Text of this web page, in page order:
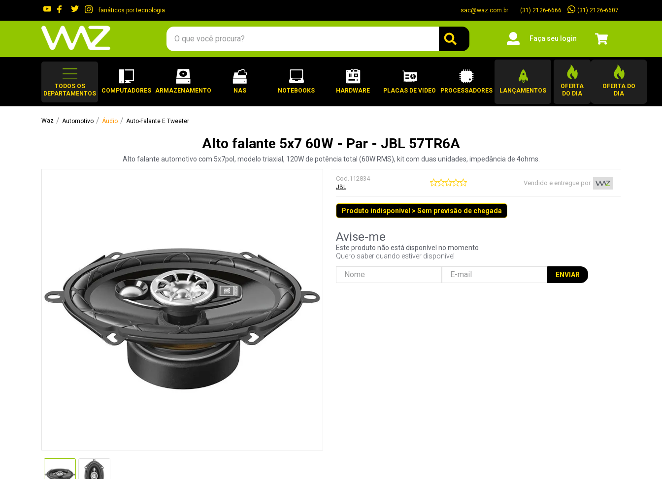
fanáticos por tecnologia sac@waz.com.br (31) 2126-6666 (31) 2126-6607
O que você procura?
Faça seu login
TODOS OS
DEPARTAMENTOS
COMPUTADORES ARMAZENAMENTO NAS NOTEBOOKS HARDWARE PLACAS DE VIDEO PROCESSADORES LANÇAMENTOS
OFERTA
DO DIA
OFERTA DO
DIA
Automotivo Áudio Auto-Falante E Tweeter
Alto falante 5x7 60W - Par - JBL 57TR6A
Alto falante automotivo com 5x7pol, modelo triaxial, 120W de potência total (60W RMS), kit com duas unidades, impedância de 4ohms.
Cod.112834
JBL
Vendido e entregue por
Produto indisponível > Sem previsão de chegada
Este produto não está disponível no momento
Quero saber quando estiver disponível
ENVIAR
gabinete
2º
keychron
openbox
6º
mouse